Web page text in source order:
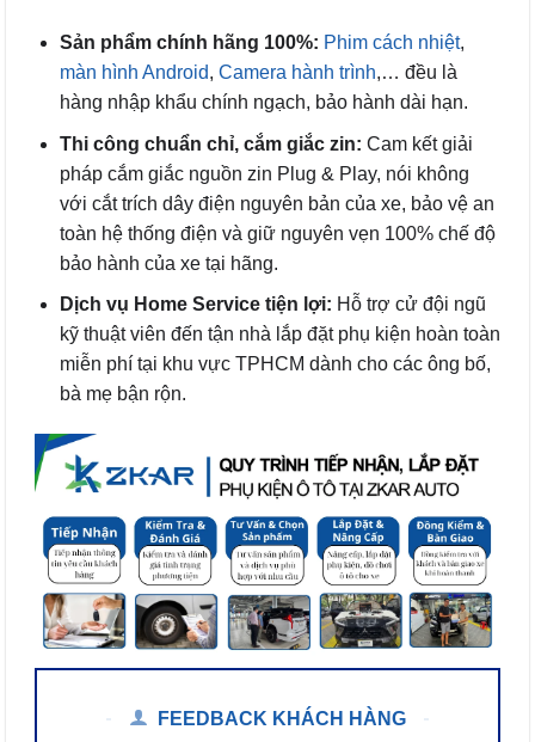
Sản phẩm chính hãng 100%: Phim cách nhiệt,
màn hình Android, Camera hành trình,… đều là
hàng nhập khẩu chính ngạch, bảo hành dài hạn.
Thi công chuẩn chỉ, cắm giắc zin: Cam kết giải
pháp cắm giắc nguồn zin Plug & Play, nói không
với cắt trích dây điện nguyên bản của xe, bảo vệ an
toàn hệ thống điện và giữ nguyên vẹn 100% chế độ
bảo hành của xe tại hãng.
Dịch vụ Home Service tiện lợi: Hỗ trợ cử đội ngũ
kỹ thuật viên đến tận nhà lắp đặt phụ kiện hoàn toàn
miễn phí tại khu vực TPHCM dành cho các ông bố,
bà mẹ bận rộn.
FEEDBACK KHÁCH HÀNG